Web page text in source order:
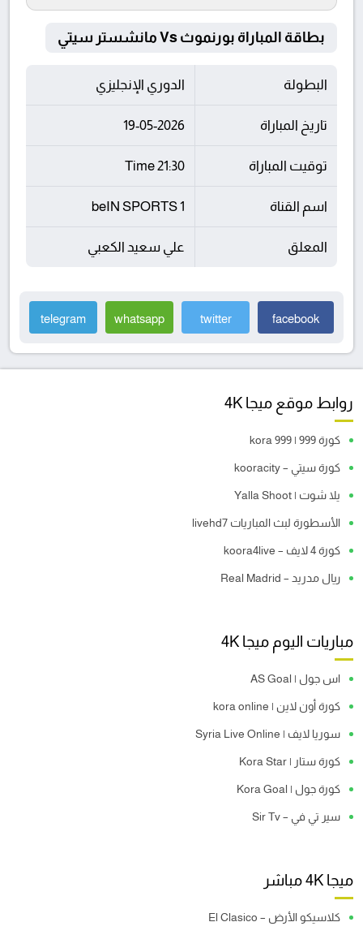
بطاقة المباراة بورنموث Vs مانشستر سيتي
البطولة الدوري الإنجليزي
تاريخ المباراة 19-05-2026
توقيت المباراة 21:30 Time
اسم القناة beIN SPORTS 1
المعلق علي سعيد الكعبي
facebook
twitter
whatsapp
telegram
روابط موقع ميجا 4K
كورة 999 | kora 999
كورة سيتي – kooracity
يلا شوت | Yalla Shoot
الأسطورة لبث المباريات livehd7
كورة 4 لايف – koora4live
ريال مدريد – Real Madrid
مباريات اليوم ميجا 4K
اس جول | AS Goal
كورة أون لاين | kora online
سوريا لايف | Syria Live Online
كورة ستار | Kora Star
كورة جول | Kora Goal
سير تي في – Sir Tv
ميجا 4K مباشر
كلاسيكو الأرض – El Clasico